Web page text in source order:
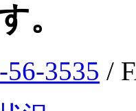
。
56-3535 /